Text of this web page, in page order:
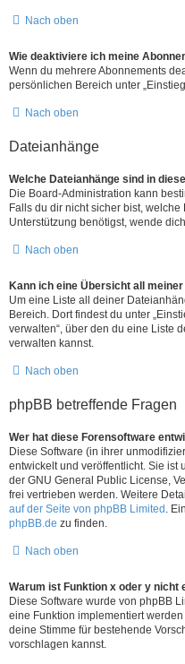
Nach oben
Wie deaktiviere ich meine
Wenn du mehrere Abonnements
persönlichen Bereich unter
Nach oben
Dateianhänge
Welche Dateianhänge sind in
Die Board-Administration kann
Falls du dir nicht sicher bist,
Unterstützung benötigst, wende
Nach oben
Kann ich eine Übersicht all
Um eine Liste all deiner
Bereich. Dort findest du unter
verwalten“, über den du eine Liste
verwalten kannst.
Nach oben
phpBB betreffende Fragen
Wer hat diese Forensoftware
Diese Software (in ihrer
entwickelt und veröffentlicht. Sie ist
der GNU General Public License,
frei vertrieben werden. Weitere
auf der Seite von phpBB Limited .
phpBB.de zu finden.
Nach oben
Warum ist Funktion x oder y nicht
Diese Software wurde von phpBB
eine Funktion implementiert
deine Stimme für bestehende
vorschlagen kannst.